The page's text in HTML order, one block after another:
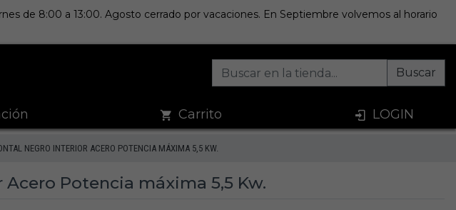
de 8:00 a 13:00. Agosto cerrado por vacaciones. En Septiembre volvemos al horario
Buscar
Carrito LOGIN
NEGRO INTERIOR ACERO POTENCIA MÁXIMA 5,5 KW.
Potencia máxima 5,5 Kw.